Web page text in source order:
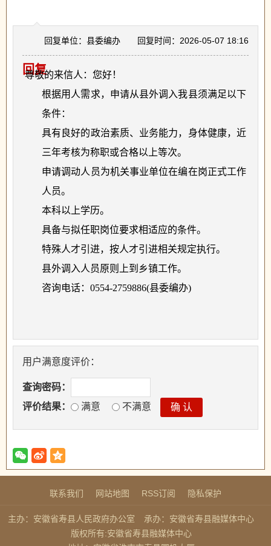
回复时间：2026-05-07 18:16
回复单位：县委编办
回复
尊敬的来信人：您好！
根据用人需求，申请从县外调入我县须满足以下
条件：
具有良好的政治素质、业务能力，身体健康，近
三年考核为称职或合格以上等次。
申请调动人员为机关事业单位在编在岗正式工作
人员。
本科以上学历。
具备与拟任职岗位要求相适应的条件。
特殊人才引进，按人才引进相关规定执行。
县外调入人员原则上到乡镇工作。
咨询电话： 0554-2759886(县委编办)
用户满意度评价：
查询密码：
评价结果：
满意 不满意
联系我们 网站地图 RSS订阅 隐私保护
主办：安徽省寿县人民政府办公室
承办：安徽省寿县融媒体中心
版权所有:安徽省寿县融媒体中心